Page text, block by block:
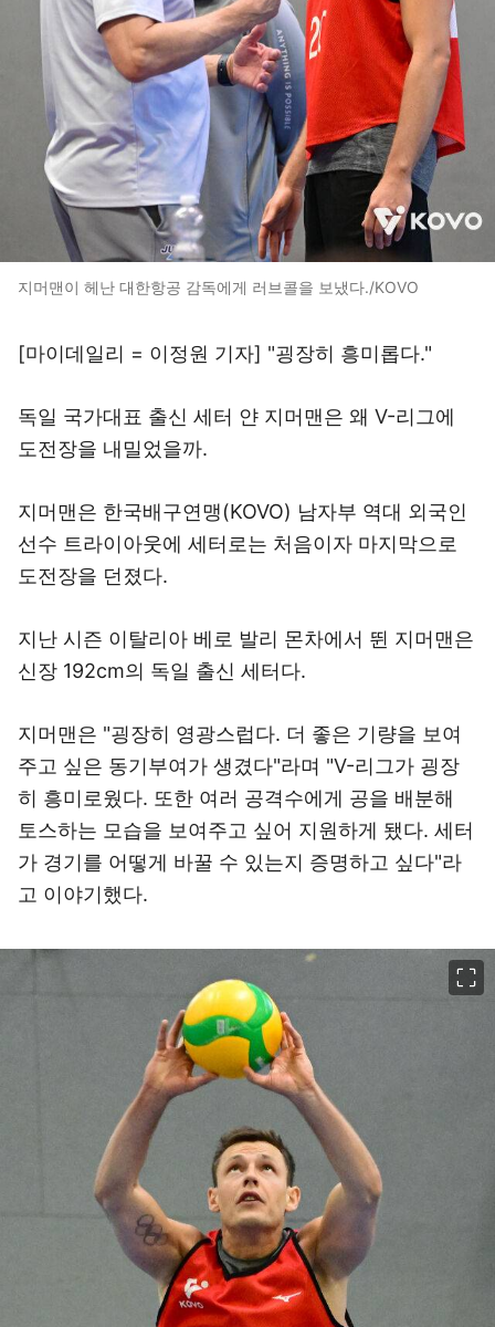
지머맨이 헤난 대한항공 감독에게 러브콜을 보냈다./KOVO
[마이데일리 = 이정원 기자] "굉장히 흥미롭다."
독일 국가대표 출신 세터 얀 지머맨은 왜 V-리그에
도전장을 내밀었을까.
지머맨은 한국배구연맹(KOVO) 남자부 역대 외국인
선수 트라이아웃에 세터로는 처음이자 마지막으로
도전장을 던졌다.
지난 시즌 이탈리아 베로 발리 몬차에서 뛴 지머맨은
신장 192cm의 독일 출신 세터다.
지머맨은 "굉장히 영광스럽다. 더 좋은 기량을 보여
주고 싶은 동기부여가 생겼다"라며 "V-리그가 굉장
히 흥미로웠다. 또한 여러 공격수에게 공을 배분해
토스하는 모습을 보여주고 싶어 지원하게 됐다. 세터
가 경기를 어떻게 바꿀 수 있는지 증명하고 싶다"라
고 이야기했다.